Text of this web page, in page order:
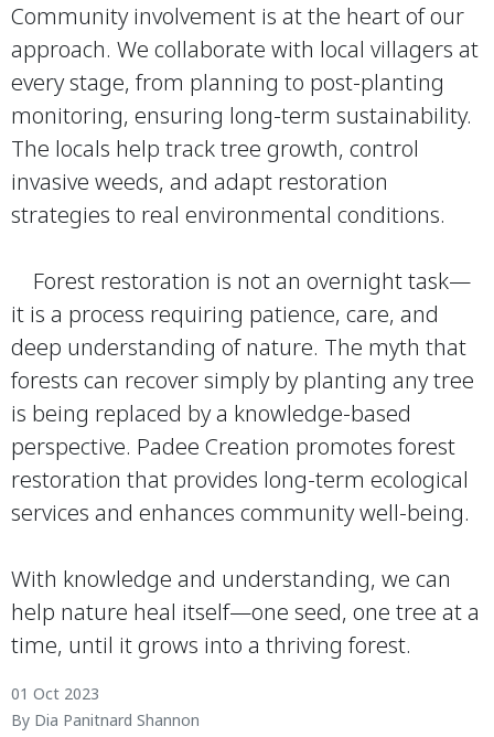
Community involvement is at the heart of our
approach. We collaborate with local villagers at
every stage, from planning to post-planting
monitoring, ensuring long-term sustainability.
The locals help track tree growth, control
invasive weeds, and adapt restoration
strategies to real environmental conditions.
Forest restoration is not an overnight task—
it is a process requiring patience, care, and
deep understanding of nature. The myth that
forests can recover simply by planting any tree
is being replaced by a knowledge-based
perspective. Padee Creation promotes forest
restoration that provides long-term ecological
services and enhances community well-being.
With knowledge and understanding, we can
help nature heal itself—one seed, one tree at a
time, until it grows into a thriving forest.
01 Oct 2023
By Dia Panitnard Shannon